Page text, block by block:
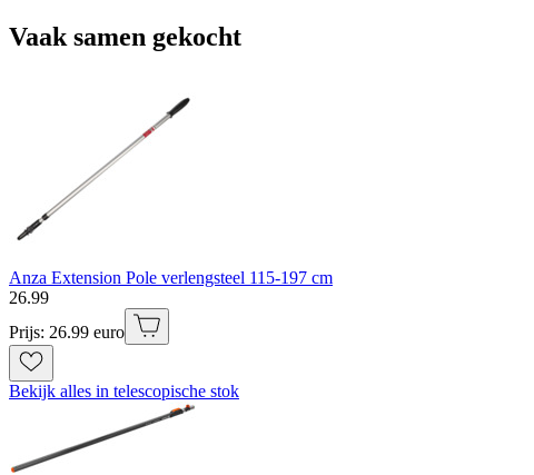
Vaak samen gekocht
Anza Extension Pole verlengsteel 115-197 cm
26.99
Prijs: 26.99 euro
Bekijk alles in telescopische stok